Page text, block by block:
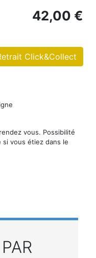
42,00 €
Click&Collect
vous. Possibilité
si vous étiez dans le